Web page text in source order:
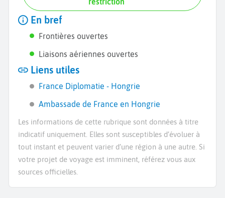
En bref
Frontières ouvertes
Liaisons aériennes ouvertes
Liens utiles
France Diplomatie - Hongrie
Ambassade de France en Hongrie
Les informations de cette rubrique sont données à titre
indicatif uniquement. Elles sont susceptibles d’évoluer à
tout instant et peuvent varier d’une région à une autre. Si
votre projet de voyage est imminent, référez vous aux
sources officielles.